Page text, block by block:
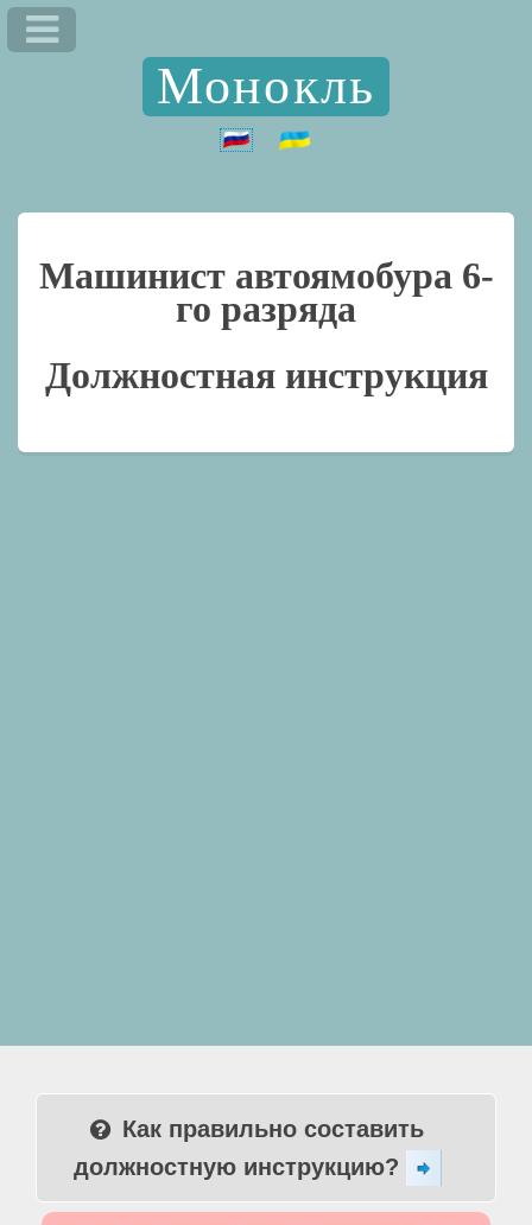
Монокль
Машинист автоямобура 6-
го разряда
Должностная инструкция
Как правильно составить
должностную инструкцию?